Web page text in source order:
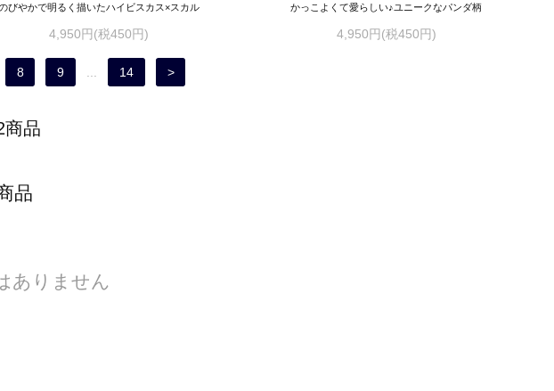
びやかで明るく描いたハイビスカス×スカル
4,950円(税450円)
かっこよくて愛らしい♪ユニークなパンダ柄
4,950円(税450円)
8 9 14 >
商品
品
ありません